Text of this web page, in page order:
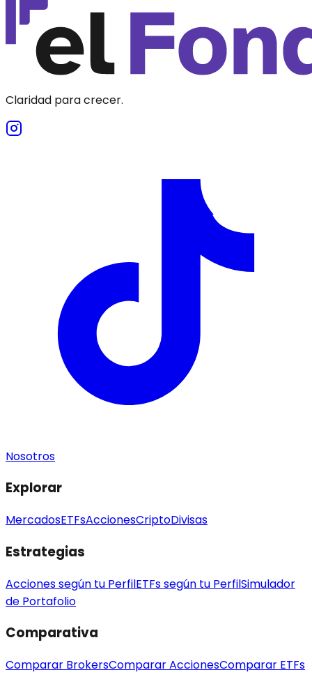
Claridad para crecer.
Nosotros
Explorar
MercadosETFsAccionesCriptoDivisas
Estrategias
Acciones según tu PerfilETFs según tu PerfilSimulador
de Portafolio
Comparativa
Comparar BrokersComparar AccionesComparar ETFs